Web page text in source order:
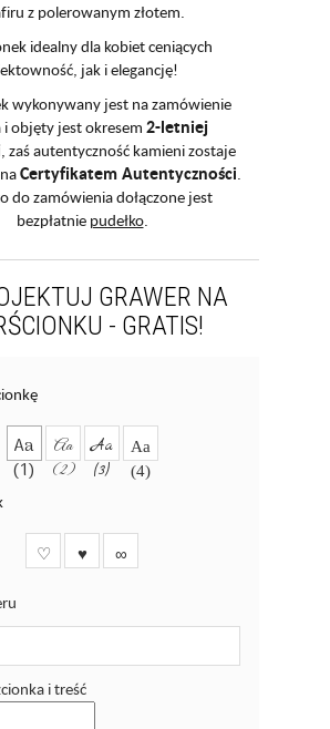
z polerowanym złotem.
idealny dla kobiet ceniących
jak i elegancję!
wykonywany jest na zamówienie
i objęty jest okresem 2-letniej
, zaś autentyczność kamieni zostaje
Certyfikatem Autentyczności.
do zamówienia dołączone jest
bezpłatnie pudełko.
GRAWER NA
- GRATIS!
Aa
(1)
Aa
(2)
Aa
(3)
Aa
(4)
♡ ♥ ∞
i treść